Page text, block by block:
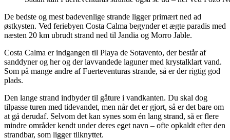
De bedste og mest badevenlige strande ligger primært ned ad
østkysten. Ved feriebyen Costa Calma begynder et ægte paradis med
næsten 20 km ubrudt strand ned til Jandia og Morro Jable.
Costa Calma er indgangen til Playa de Sotavento, der består af
sanddyner og her og der lavvandede laguner med krystalklart vand.
Som på mange andre af Fuerteventuras strande, så er der rigtig god
plads.
Den lange strand indbyder til gåture i vandkanten. Du skal dog
tilpasse turen med tidevandet, men når det er gjort, så er det bare om
at gå derudaf. Selvom det kan synes som én lang strand, så er flere
mindre områder kendt under deres eget navn – ofte opkaldt efter den
strandbar, som ligger tilknyttet.